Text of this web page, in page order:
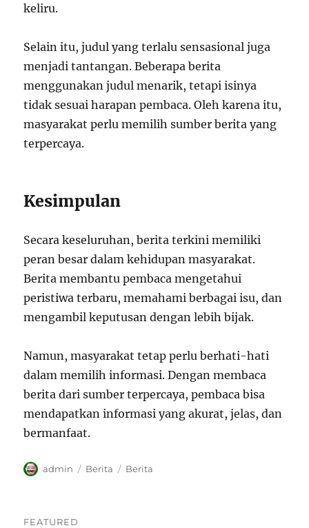
keliru.
Selain itu, judul yang terlalu sensasional juga
menjadi tantangan. Beberapa berita
menggunakan judul menarik, tetapi isinya
tidak sesuai harapan pembaca. Oleh karena itu,
masyarakat perlu memilih sumber berita yang
terpercaya.
Kesimpulan
Secara keseluruhan, berita terkini memiliki
peran besar dalam kehidupan masyarakat.
Berita membantu pembaca mengetahui
peristiwa terbaru, memahami berbagai isu, dan
mengambil keputusan dengan lebih bijak.
Namun, masyarakat tetap perlu berhati-hati
dalam memilih informasi. Dengan membaca
berita dari sumber terpercaya, pembaca bisa
mendapatkan informasi yang akurat, jelas, dan
bermanfaat.
Author
admin Categories
Berita Tags
Berita
FEATURED